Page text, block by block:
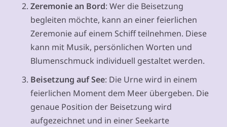
Zeremonie an Bord: Wer die Beisetzung
begleiten möchte, kann an einer feierlichen
Zeremonie auf einem Schiff teilnehmen. Diese
kann mit Musik, persönlichen Worten und
Blumenschmuck individuell gestaltet werden.
Beisetzung auf See: Die Urne wird in einem
feierlichen Moment dem Meer übergeben. Die
genaue Position der Beisetzung wird
aufgezeichnet und in einer Seekarte